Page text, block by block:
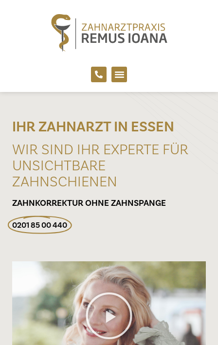
IHR ZAHNARZT IN ESSEN
WIR SIND IHR EXPERTE FÜR
UNSICHTBARE
ZAHNSCHIENEN
ZAHNKORREKTUR OHNE ZAHNSPANGE
0201 85 00 440